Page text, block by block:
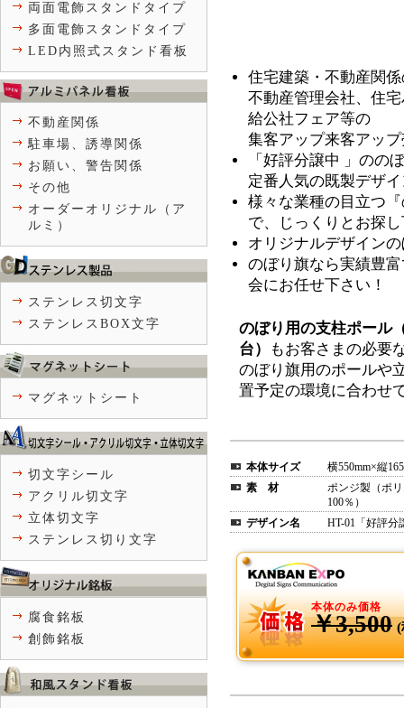
住宅建築・不動産関
不動産管理会社、住
給公社フェア等の
集客アップ来客アッ
「好評分譲中 」のの
定番人気の既製デザ
様々な業種の目立つ
で、じっくりとお探
オリジナルデザイン
のぼり旗なら実績豊
会にお任せ下さい！
のぼり用の支柱ポール
台）
もお客さまの必要
のぼり旗用のポールや
置予定の環境に合わせ
本体サイズ
横550mm×縦
素 材
ポンジ製（ポ
100％）
デザイン名
HT-01「好評分
本体のみ価格
￥3,500 (
両面電飾スタンドタイプ
多面電飾スタンドタイプ
LED内照式スタンド看板
不動産関係
駐車場、誘導関係
お願い、警告関係
その他
オーダーオリジナル（ア
ルミ）
ステンレス切文字
ステンレスBOX文字
マグネットシート
切文字シール
アクリル切文字
立体切文字
ステンレス切り文字
腐食銘板
創飾銘板